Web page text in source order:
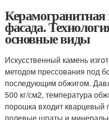
фасада.
основные виды
Искусственный камень
методом прессования под
последующим обжигом.
500 кг/см2, температура
порошка входит кварцевый